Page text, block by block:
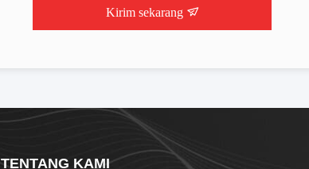
Kirim sekarang
TENTANG KAMI